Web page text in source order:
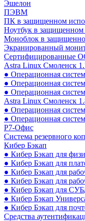
Эшелон
ПЭВМ
ПК в защищенном
Ноутбук в защищенном
Моноблок в
Экранированный
Сертифицированные
Astra Linux Смоленск
● Операционная
● Операционная
● Операционная
Astra Linux Смоленск
● Операционная
● Операционная
Р7-Офис
Система резервного
Кибер Бэкап
● Кибер Бэкап для
● Кибер Бэкап для
● Кибер Бэкап для
● Кибер Бэкап для
● Кибер Бэкап для
● Кибер Бэкап
● Кибер Бэкап для
Средства